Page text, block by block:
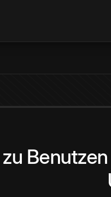
zu Benutzen